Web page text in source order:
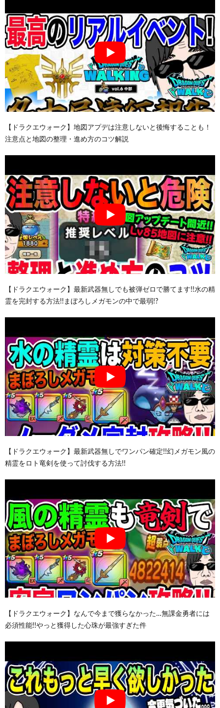
【ドラクエウォーク】地図アプデは注意しないと後悔することも！
注意点と地図の整理・進め方のコツ解説
【ドラクエウォーク】最新武器無しでも被弾ゼロで勝てます!!水の精
霊を完封する方法!!まぼろしメガモンの中で最弱!?
【ドラクエウォーク】最新武器無しでワンパン確定!!幻メガモン風の
精霊をロト竜剣を使って討伐する方法!!
【ドラクエウォーク】なんで今まで獲らなかった…無課金勇者には
必須性能!!やっと獲得した心珠が最強すぎた件